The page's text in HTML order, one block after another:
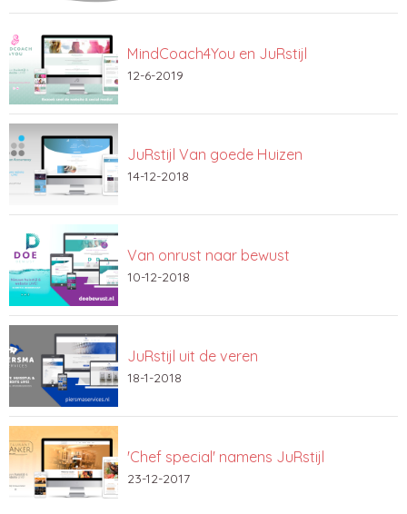
MindCoach4You en JuRstijl
12-6-2019
JuRstijl Van goede Huizen
14-12-2018
Van onrust naar bewust
10-12-2018
JuRstijl uit de veren
18-1-2018
'Chef special' namens JuRstijl
23-12-2017